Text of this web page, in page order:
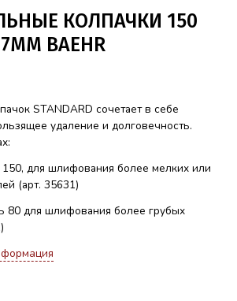
КОЛПАЧКИ 150
BAEHR
STANDARD сочетает в себе
удаление и долговечность.
150, для шлифования более мелких или
(арт. 35631)
80 для шлифования более грубых